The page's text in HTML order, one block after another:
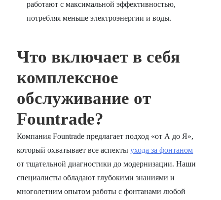
работают с максимальной эффективностью,
потребляя меньше электроэнергии и воды.
Что включает в себя
комплексное
обслуживание от
Fountrade?
Компания Fountrade предлагает подход «от А до Я»,
который охватывает все аспектыухода за фонтаном –
от тщательной диагностики до модернизации. Наши
специалисты обладают глубокими знаниями и
многолетним опытом работы с фонтанами любой